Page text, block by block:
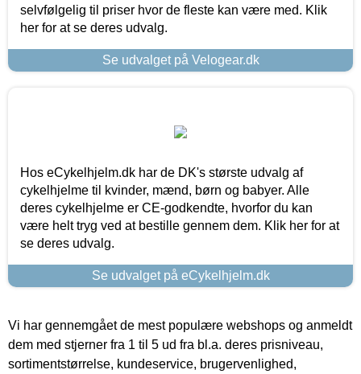
selvfølgelig til priser hvor de fleste kan være med. Klik
her for at se deres udvalg.
Se udvalget på Velogear.dk
Hos eCykelhjelm.dk har de DK's største udvalg af
cykelhjelme til kvinder, mænd, børn og babyer. Alle
deres cykelhjelme er CE-godkendte, hvorfor du kan
være helt tryg ved at bestille gennem dem. Klik her for at
se deres udvalg.
Se udvalget på eCykelhjelm.dk
Vi har gennemgået de mest populære webshops og anmeldt
dem med stjerner fra 1 til 5 ud fra bl.a. deres prisniveau,
sortimentstørrelse, kundeservice, brugervenlighed,